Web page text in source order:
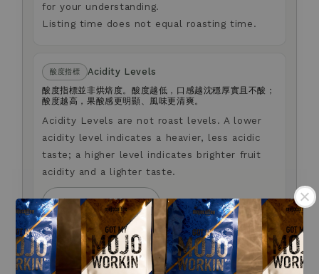
.
for your understanding.
Listing time does not equal roasting time.
酸度指標
Acidity Levels
酸度指標並非烘焙度。酸度越低，口感越沈穩厚實且不酸；
酸度越高，果酸感更明顯、風味更清爽。
Acidity Levels are not roast levels. A lower
acidity level indicates a heavier, less acidic
taste; a higher level indicates brighter fruit
acidity and a lighter taste.
了解更多 Learn More
防詐騙提醒
Anti-fraud Notice
我們不會以電話或簡訊方式通知您變更付款方式。